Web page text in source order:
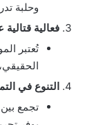
وحلبة
فعالية قتالية
تُعتبر
التنوع في
تجمع